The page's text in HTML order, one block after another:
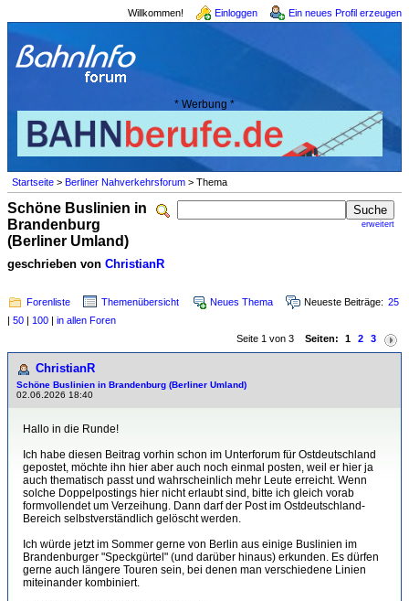
Willkommen! Einloggen Ein neues Profil erzeugen
* Werbung *
Startseite > Berliner Nahverkehrsforum > Thema
erweitert
Schöne Buslinien in
Brandenburg
(Berliner Umland)
geschrieben von ChristianR
Forenliste Themenübersicht Neues Thema Neueste Beiträge: 25
| 50 | 100 | in allen Foren
Seite 1 von 3 Seiten: 1 2 3
ChristianR
Schöne Buslinien in Brandenburg (Berliner Umland)
02.06.2026 18:40
Hallo in die Runde!
Ich habe diesen Beitrag vorhin schon im Unterforum für Ostdeutschland
gepostet, möchte ihn hier aber auch noch einmal posten, weil er hier ja
auch thematisch passt und wahrscheinlich mehr Leute erreicht. Wenn
solche Doppelpostings hier nicht erlaubt sind, bitte ich gleich vorab
formvollendet um Verzeihung. Dann darf der Post im Ostdeutschland-
Bereich selbstverständlich gelöscht werden.
Ich würde jetzt im Sommer gerne von Berlin aus einige Buslinien im
Brandenburger "Speckgürtel" (und darüber hinaus) erkunden. Es dürfen
gerne auch längere Touren sein, bei denen man verschiedene Linien
miteinander kombiniert.